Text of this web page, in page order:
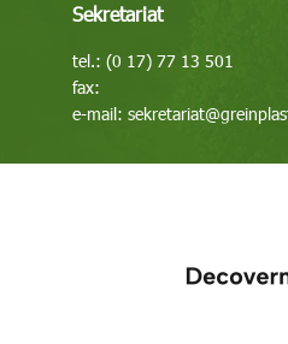
Sekretariat
tel.: (0 17) 77 13 501
fax:
e-mail: